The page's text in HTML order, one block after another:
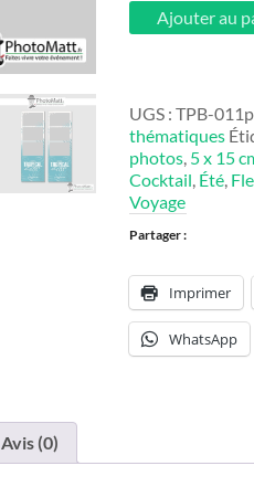
quantité
de
Ajouter au
UGS : TPB-
thématiques
photos, 5 x 15
Cocktail, Été,
Voyage
Partager :
Imprimer
WhatsApp
Avis (0)